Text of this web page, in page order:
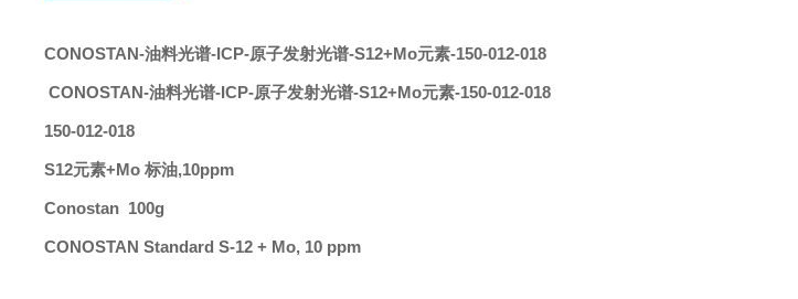
CONOSTAN-油料光谱-ICP-原子发射光谱-S12+Mo元素-150-012-018
CONOSTAN-油料光谱-ICP-原子发射光谱-S12+Mo元素-150-012-018
150-012-018
S12元素+Mo 标油,10ppm
Conostan 100g
CONOSTAN Standard S-12 + Mo, 10 ppm